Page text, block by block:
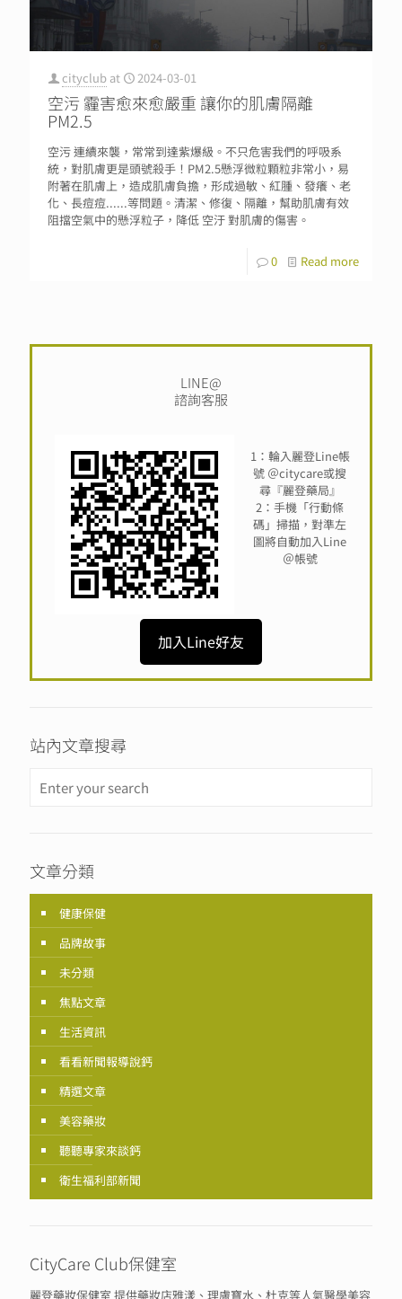
cityclub at 2024-03-01
空污 霾害愈來愈嚴重 讓你的肌膚隔離
PM2.5
空污 連續來襲，常常到達紫爆級。不只危害我們的呼吸系
統，對肌膚更是頭號殺手！PM2.5懸浮微粒顆粒非常小，易
附著在肌膚上，造成肌膚負擔，形成過敏、紅腫、發癢、老
化、長痘痘......等問題。清潔、修復、隔離，幫助肌膚有效
阻擋空氣中的懸浮粒子，降低 空汙 對肌膚的傷害。
0 Read more
LINE@
諮詢客服
1：輪入麗登Line帳
號 ＠citycare或搜
尋『麗登藥局』
2：手機「行動條
碼」掃描，對準左
圖將自動加入Line
＠帳號
加入Line好友
站內文章搜尋
文章分類
健康保健
品牌故事
未分類
焦點文章
生活資訊
看看新聞報導說鈣
精選文章
美容藥妝
聽聽專家來談鈣
衛生福利部新聞
CityCare Club保健室
麗登藥妝保健室 提供藥妝店雅漾、理膚寶水、杜克等人氣醫學美容